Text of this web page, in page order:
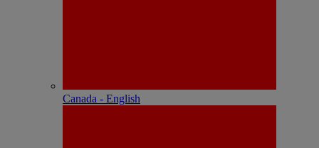
Canada - English